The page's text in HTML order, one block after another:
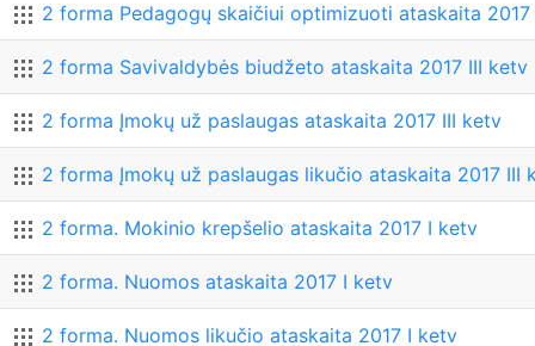
2 forma Pedagogų skaičiui optimizuoti ataskaita 2017
2 forma Savivaldybės biudžeto ataskaita 2017 III ketv
2 forma Įmokų už paslaugas ataskaita 2017 III ketv
2 forma Įmokų už paslaugas likučio ataskaita 2017 III
2 forma. Mokinio krepšelio ataskaita 2017 I ketv
2 forma. Nuomos ataskaita 2017 I ketv
2 forma. Nuomos likučio ataskaita 2017 I ketv